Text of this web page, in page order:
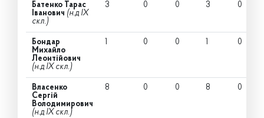
Батенко Тарас
Іванович (н.д IX
скл.)
3 0 0 3 0
Бондар
Михайло
Леонтійович
(н.д IX скл.)
1 0 0 1 0
Власенко
Сергій
Володимирович
(н.д IX скл.)
8 0 0 8 0